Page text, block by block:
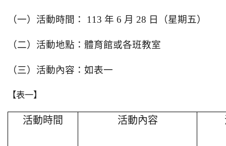
（一）活動時間： 113 年 6 月 28 日（星期五）
（二）活動地點：體育館或各班教室
（三）活動內容：如表一
【表一】
活動時間 活動內容